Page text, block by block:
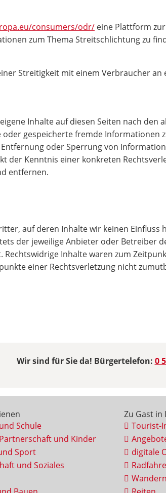
consumers/odr/ eine Plattform
zum Thema Streitschlichtung zu
Streitigkeit mit einem Verbraucher
Inhalte auf diesen Seiten nach
gespeicherte fremde Informationen
oder Sperrung von
der Kenntnis einer konkreten
entfernen.
auf deren Inhalte wir keinen
der jeweilige Anbieter oder Betreiber
Inhalte waren zum
einer Rechtsverletzung nicht
Wir sind für Sie da! Bürgertelefon: 0
Schule
und Kinder
Sport
und Soziales
Zu Gast in
Tourist-
digitale
Wandern